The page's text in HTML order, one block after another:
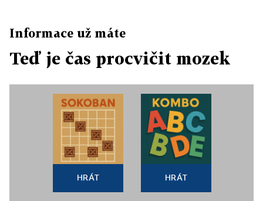
Informace už máte
Teď je čas procvičit mozek
HRÁT HRÁT